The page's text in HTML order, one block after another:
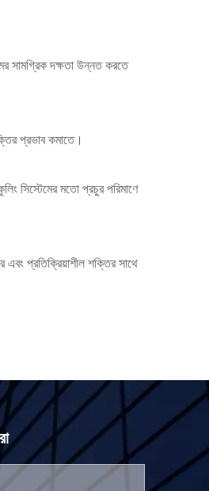
সামগ্রিক দক্ষতা উন্নত করতে
প্রভাব কমাতে।
সিস্টেমের মতো প্রচুর পরিমাণে
প্রতিক্রিয়াশীল শক্তির সাথে